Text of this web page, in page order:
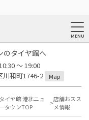
のタイヤ館へ
～ 19:00
和町1746-2
Map
タイヤ館 港北ニュ
ータウンTOP
店舗おスス
メ情報